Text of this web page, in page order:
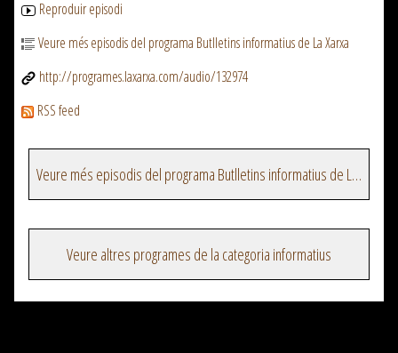
Reproduir episodi
Veure més episodis del programa Butlletins informatius de La Xarxa
http://programes.laxarxa.com/audio/132974
RSS feed
Veure més episodis del programa Butlletins informatius de La Xarxa
Veure altres programes de la categoria informatius